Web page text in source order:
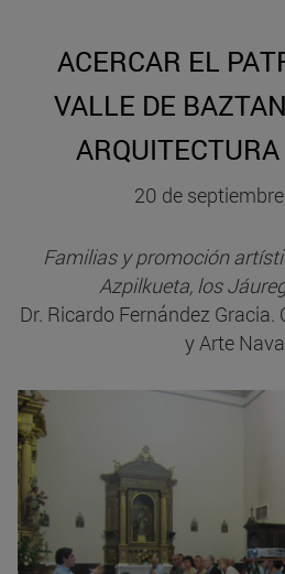
ACERCAR EL
VALLE DE
20 de
Familias y promoción
Azpilkueta, los
Dr. Ricardo Fernández
y Arte